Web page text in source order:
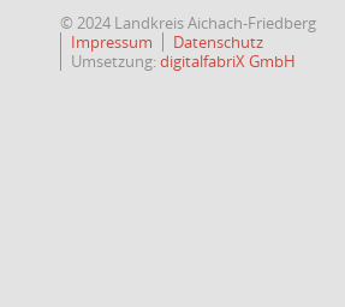
© 2024 Landkreis Aichach-Friedberg
Impressum
Datenschutz
Umsetzung:digitalfabriX GmbH